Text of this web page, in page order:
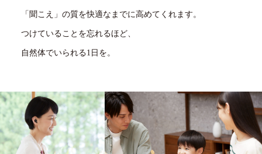
「聞こえ」の質を快適なまでに高めてくれます。
つけていることを忘れるほど、
自然体でいられる1日を。